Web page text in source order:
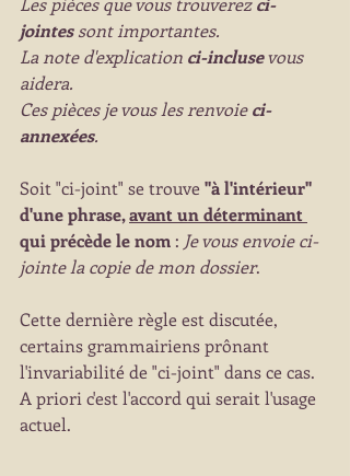
jointes sont importantes.
La note d'explication ci-incluse vous
aidera.
Ces pièces je vous les renvoie ci-
annexées.
Soit "ci-joint" se trouve "à l'intérieur"
d'une phrase, avant un déterminant
qui précède le nom : Je vous envoie ci-
jointe la copie de mon dossier.
Cette dernière règle est discutée,
certains grammairiens prônant
l'invariabilité de "ci-joint" dans ce cas.
A priori c'est l'accord qui serait l'usage
actuel.